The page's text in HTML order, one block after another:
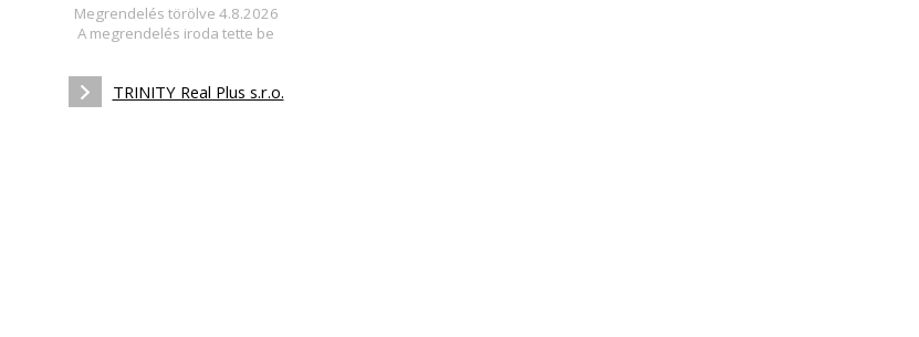
Megrendelés törölve 4.8.2026
A megrendelés iroda tette be
TRINITY Real Plus s.r.o.